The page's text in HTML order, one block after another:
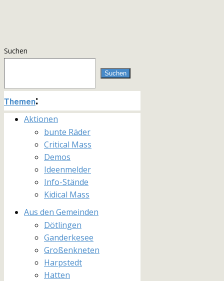
Suchen
Suchen
Themen:
Aktionen
bunte Räder
Critical Mass
Demos
Ideenmelder
Info-Stände
Kidical Mass
Aus den Gemeinden
Dötlingen
Ganderkesee
Großenkneten
Harpstedt
Hatten